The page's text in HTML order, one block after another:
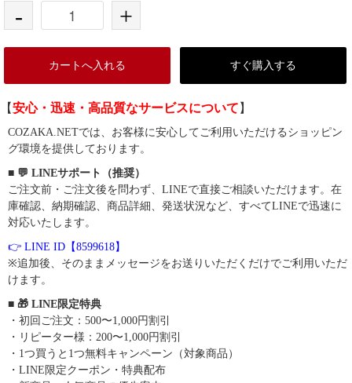
- +
カートへ入れる すぐ購入する
【安心・迅速・高品質なサービスについて 】
COZAKA.NETでは、お客様に安心してご利用いただけるショッピン
グ環境を提供しております。
■ 💬 LINEサポート（推奨）
ご注文前・ご注文後を問わず、LINEで直接ご相談いただけます。在
庫確認、納期確認、商品詳細、発送状況など、すべてLINEで迅速に
対応いたします。
👉 LINE ID【8599618】
※追加後、そのままメッセージをお送りいただくだけでご利用いただ
けます。
■ 🎁 LINE限定特典
・初回ご注文：500〜1,000円割引
・リピーター様：200〜1,000円割引
・1つ買うと1つ無料キャンペーン（対象商品）
・LINE限定クーポン・特典配布